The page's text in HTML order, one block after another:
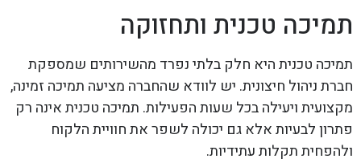
תמיכה טכנית ותחזוקה
תמיכה טכנית היא חלק בלתי נפרד מהשירותים שמספקת
חברת ניהול חיצונית. יש לוודא שהחברה מציעה תמיכה זמינה,
מקצועית ויעילה בכל שעות הפעילות. תמיכה טכנית אינה רק
פתרון לבעיות אלא גם יכולה לשפר את חוויית הלקוח
ולהפחית תקלות עתידיות.